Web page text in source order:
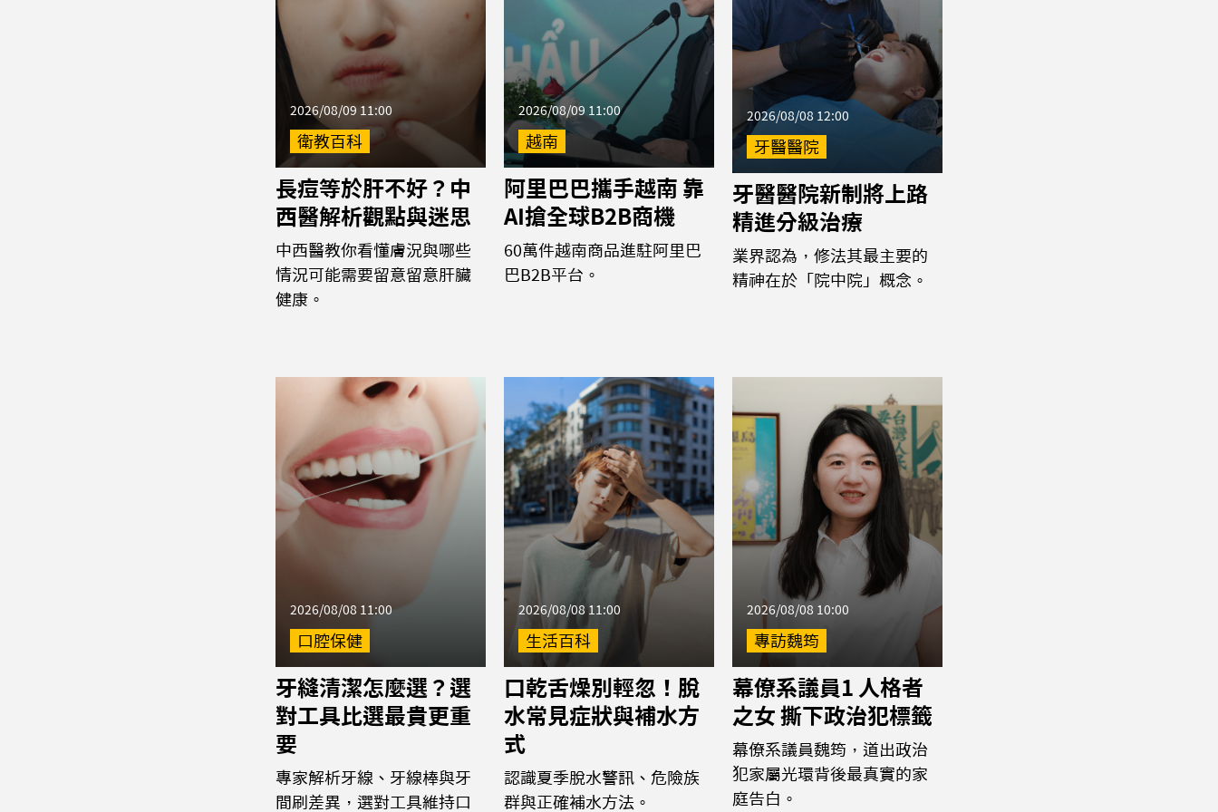
2026/08/09 11:00
衛教百科
長痘等於肝不好？中
西醫解析觀點與迷思
中西醫教你看懂膚況與哪些
情況可能需要留意留意肝臟
健康。
2026/08/09 11:00
越南
阿里巴巴攜手越南 靠
AI搶全球B2B商機
60萬件越南商品進駐阿里巴
巴B2B平台。
2026/08/08 12:00
牙醫醫院
牙醫醫院新制將上路
精進分級治療
業界認為，修法其最主要的
精神在於「院中院」概念。
2026/08/08 11:00
口腔保健
牙縫清潔怎麼選？選
對工具比選最貴更重
要
專家解析牙線、牙線棒與牙
間刷差異，選對工具維持口
2026/08/08 11:00
生活百科
口乾舌燥別輕忽！脫
水常見症狀與補水方
式
認識夏季脫水警訊、危險族
群與正確補水方法。
2026/08/08 10:00
專訪魏筠
幕僚系議員1 人格者
之女 撕下政治犯標籤
幕僚系議員魏筠，道出政治
犯家屬光環背後最真實的家
庭告白。